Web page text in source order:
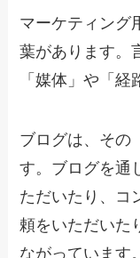
マーケティング
葉があります。
「媒体」や「経
ブログは、その
す。ブログを通
ただいたり、コ
頼をいただいた
ながっています。